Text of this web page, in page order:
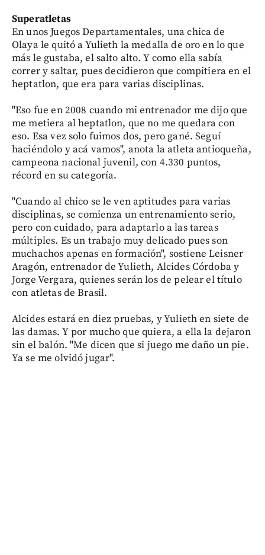
Superatletas
En unos Juegos Departamentales, una chica de
Olaya le quitó a Yulieth la medalla de oro en lo que
más le gustaba, el salto alto. Y como ella sabía
correr y saltar, pues decidieron que compitiera en el
heptatlon, que era para varias disciplinas.
"Eso fue en 2008 cuando mi entrenador me dijo que
me metiera al heptatlon, que no me quedara con
eso. Esa vez solo fuimos dos, pero gané. Seguí
haciéndolo y acá vamos", anota la atleta antioqueña,
campeona nacional juvenil, con 4.330 puntos,
récord en su categoría.
"Cuando al chico se le ven aptitudes para varias
disciplinas, se comienza un entrenamiento serio,
pero con cuidado, para adaptarlo a las tareas
múltiples. Es un trabajo muy delicado pues son
muchachos apenas en formación", sostiene Leisner
Aragón, entrenador de Yulieth, Alcides Córdoba y
Jorge Vergara, quienes serán los de pelear el título
con atletas de Brasil.
Alcides estará en diez pruebas, y Yulieth en siete de
las damas. Y por mucho que quiera, a ella la dejaron
sin el balón. "Me dicen que si juego me daño un pie.
Ya se me olvidó jugar".